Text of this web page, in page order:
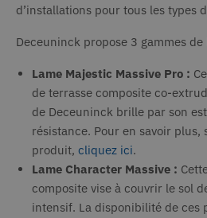
d’installations pour tous les types
Deceuninck propose 3 gammes de
Lame Majestic Massive Pro :
de terrasse composite co-
de Deceuninck brille par son
résistance. Pour en savoir plus,
produit, cliquez ici.
Lame Character Massive :
composite vise à couvrir le sol
intensif. La disponibilité de ces